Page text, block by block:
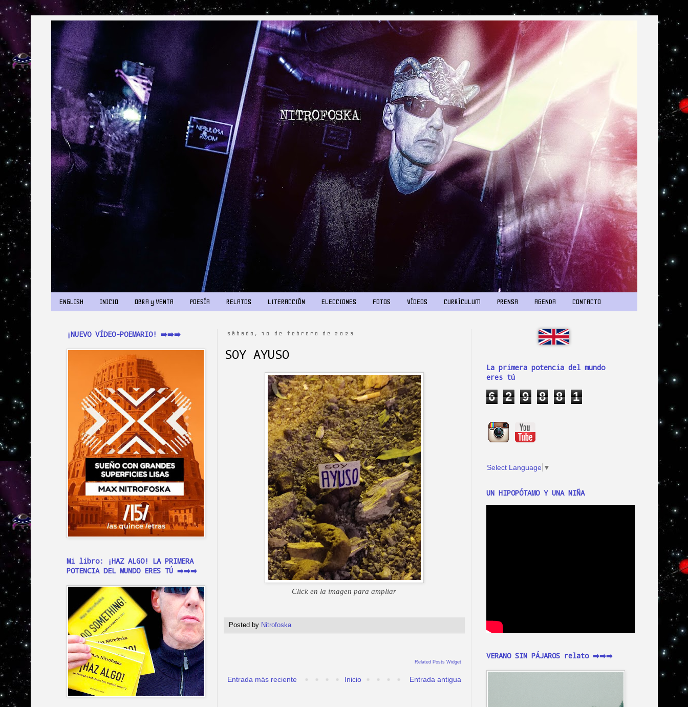
ENGLISH INICIO OBRA y VENTA POESÍA RELATOS LITERACCIÓN ELECCIONES FOTOS VÍDEOS CURRÍCULUM PRENSA AGENDA CONTACTO
sábado, 18 de febrero de 2023
SOY AYUSO
Click en la imagen para ampliar
Posted by Nitrofoska
Related Posts Widget
Entrada más reciente Entrada antigua
Inicio
¡NUEVO VÍDEO-POEMARIO! ➡️➡️➡️
Mi libro: ¡HAZ ALGO! LA PRIMERA
POTENCIA DEL MUNDO ERES TÚ ➡️➡️➡️
La primera potencia del mundo
eres tú
6 2 9 8 8 1
Select Language ▼
UN HIPOPÓTAMO Y UNA NIÑA
VERANO SIN PÁJAROS relato ➡️➡️➡️